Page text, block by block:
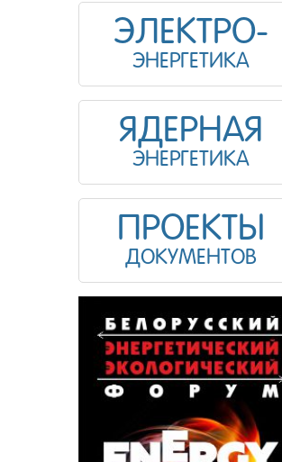
ЭЛЕКТРО-
ЭНЕРГЕТИКА
ЯДЕРНАЯ
ЭНЕРГЕТИКА
ПРОЕКТЫ
ДОКУМЕНТОВ